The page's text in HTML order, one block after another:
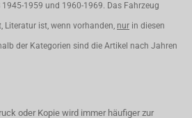
1945-1959 und 1960-1969. Das Fahrzeug
Literatur ist, wenn vorhanden, nur in diesen
der Kategorien sind die Artikel nach Jahren
oder Kopie wird immer häufiger zur